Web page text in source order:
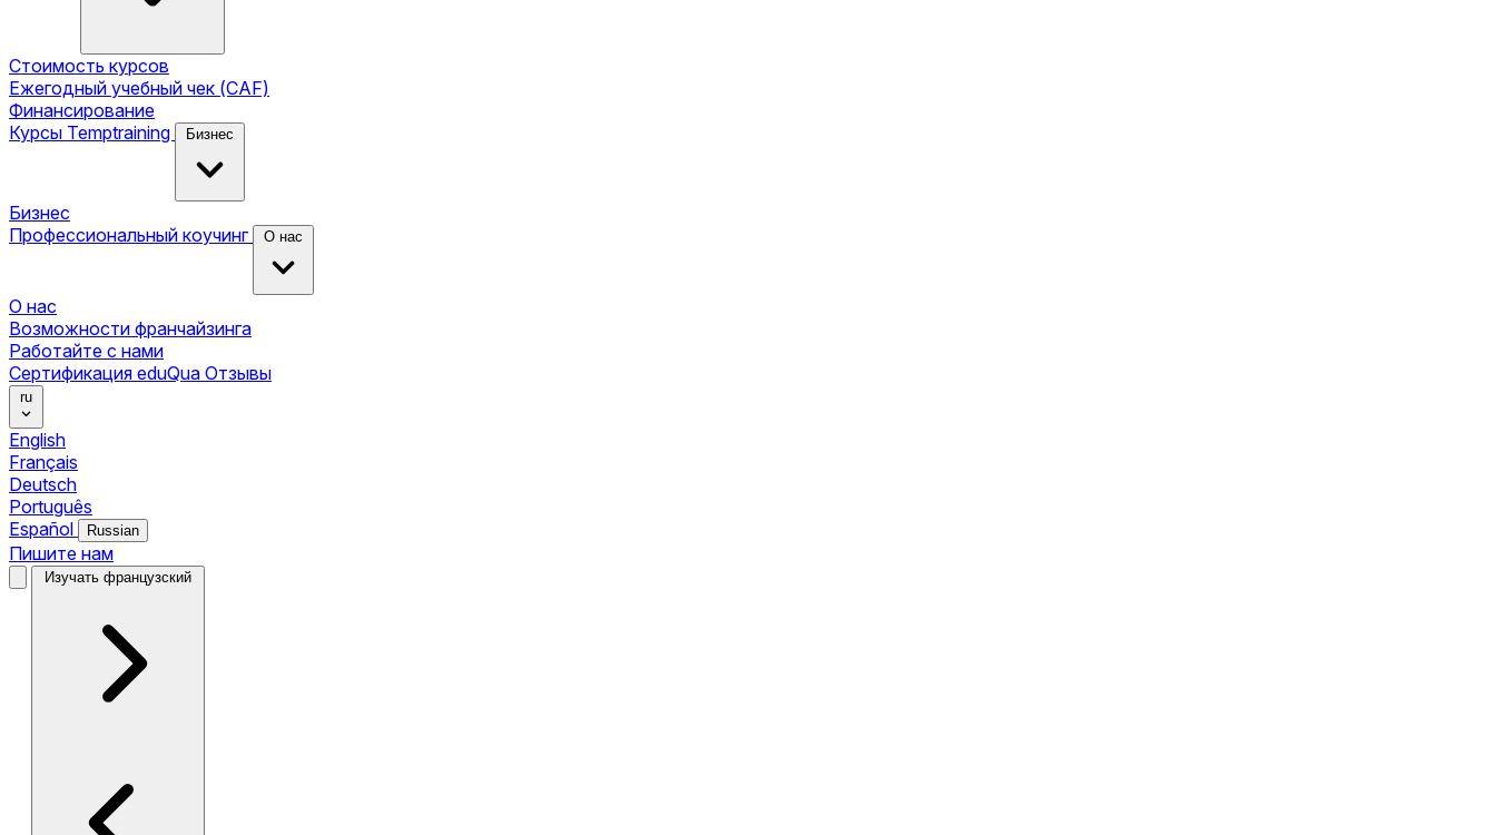
Стоимость курсов
Ежегодный учебный чек (CAF)
Финансирование
Курсы Temptraining
Бизнес
Бизнес
Профессиональный коучинг
О нас
О нас
Возможности франчайзинга
Работайте с нами
Сертификация eduQua Отзывы
ru
English
Français
Deutsch
Português
Español
Russian
Пишите нам
Изучать французский